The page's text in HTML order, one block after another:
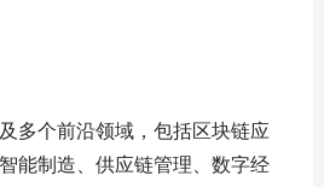
多个前沿领域，包括区块链应
能制造、供应链管理、数字经